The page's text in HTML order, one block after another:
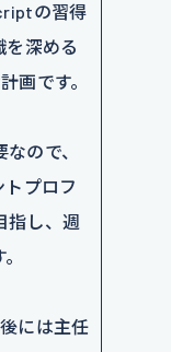
の習得
を深める
画です。
ので、
トプロフ
指し、週
には主任